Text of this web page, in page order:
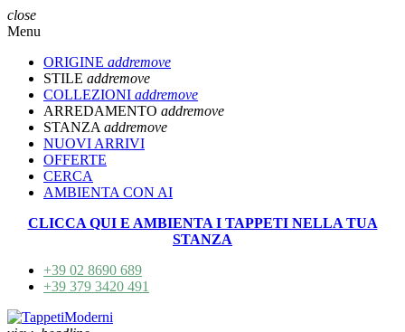
close
Menu
ORIGINE addremove
STILE addremove
COLLEZIONI addremove
ARREDAMENTO addremove
STANZA addremove
NUOVI ARRIVI
OFFERTE
CERCA
AMBIENTA CON AI
CLICCA QUI E AMBIENTA I TAPPETI NELLA TUA
STANZA
+39 02 8690 689
+39 379 3420 491